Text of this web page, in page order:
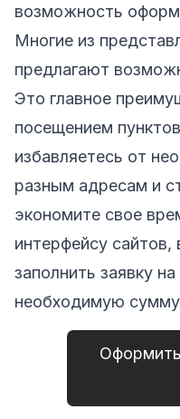
возможность
Многие из
предлагают
Это главное
посещением
избавляетесь от
разным адресам и
экономите свое
интерфейсу
заполнить заявку
необходимую сумму